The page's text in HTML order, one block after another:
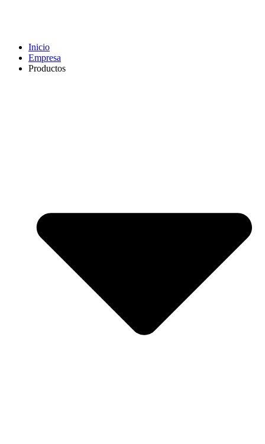
Inicio
Empresa
Productos